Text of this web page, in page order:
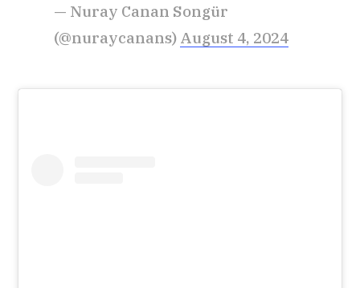
— Nuray Canan Songür
(@nuraycanans) August 4, 2024